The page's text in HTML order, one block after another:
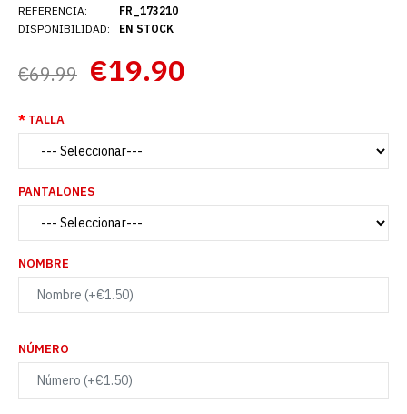
REFERENCIA:
DISPONIBILIDAD:
FR_173210
EN STOCK
€69.99 €19.90
TALLA
PANTALONES
NOMBRE
NÚMERO